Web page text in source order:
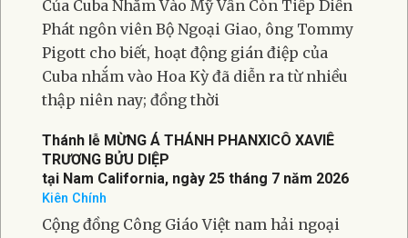
25 Tiểu Bang Kiện Ông Trump Về Các Mức Thuế
Quan
Mỹ Và Philippines Thách Thức Chiến Lược “Chiến
Tranh Pháp Lý” Của Bắc Kinh
Tin Hoa Kỳ & Thế Giới Hoạt Động Gián Điệp
Của Cuba Nhắm Vào Mỹ Vẫn Còn Tiếp Diễn
Phát ngôn viên Bộ Ngoại Giao, ông Tommy
Pigott cho biết, hoạt động gián điệp của
Cuba nhắm vào Hoa Kỳ đã diễn ra từ nhiều
thập niên nay; đồng thời